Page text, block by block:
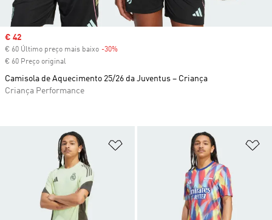
Adicionar à Lista de Desejos
Sale price
€ 42
€ 60 Último preço mais baixo -30%
€ 60 Preço original
Camisola de Aquecimento 25/26 da Juventus – Criança
Criança Performance